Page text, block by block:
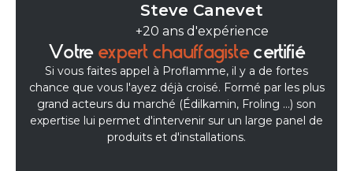
fois et toujours très contente
du travail effectué, le
technicien est très
compétent et répond à
toutes les questions. Je
recommande
Isabelle Corvée
Steve Canevet
+20 ans d'expérience
Votre expert chauffagistecertifié
Si vous faites appel à Proflamme, il y a de fortes
chance que vous l'ayez déjà croisé. Formé par les plus
grand acteurs du marché (Édilkamin, Froling ...) son
expertise lui permet d'intervenir sur un large panel de
produits et d'installations.